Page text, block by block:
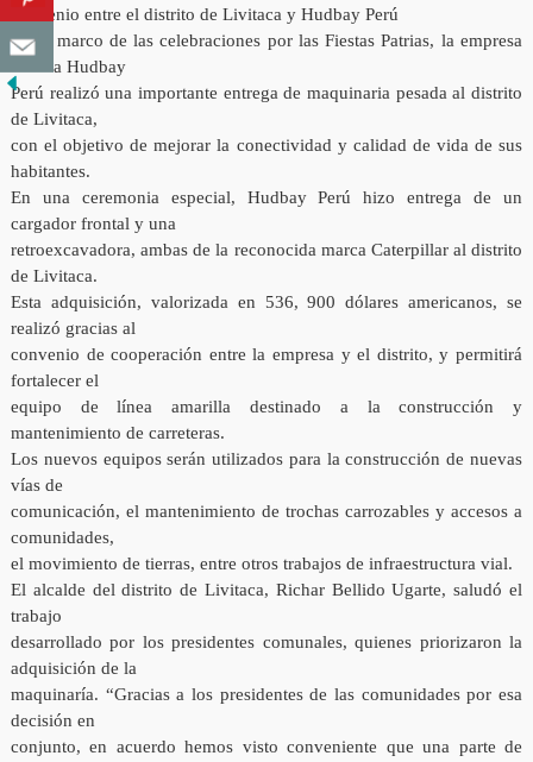
convenio entre el distrito de Livitaca y Hudbay Perú
En el marco de las celebraciones por las Fiestas Patrias, la empresa
minera Hudbay
Perú realizó una importante entrega de maquinaria pesada al distrito
de Livitaca,
con el objetivo de mejorar la conectividad y calidad de vida de sus
habitantes.
En una ceremonia especial, Hudbay Perú hizo entrega de un
cargador frontal y una
retroexcavadora, ambas de la reconocida marca Caterpillar al distrito
de Livitaca.
Esta adquisición, valorizada en 536, 900 dólares americanos, se
realizó gracias al
convenio de cooperación entre la empresa y el distrito, y permitirá
fortalecer el
equipo de línea amarilla destinado a la construcción y
mantenimiento de carreteras.
Los nuevos equipos serán utilizados para la construcción de nuevas
vías de
comunicación, el mantenimiento de trochas carrozables y accesos a
comunidades,
el movimiento de tierras, entre otros trabajos de infraestructura vial.
El alcalde del distrito de Livitaca, Richar Bellido Ugarte, saludó el
trabajo
desarrollado por los presidentes comunales, quienes priorizaron la
adquisición de la
maquinaría. “Gracias a los presidentes de las comunidades por esa
decisión en
conjunto, en acuerdo hemos visto conveniente que una parte de